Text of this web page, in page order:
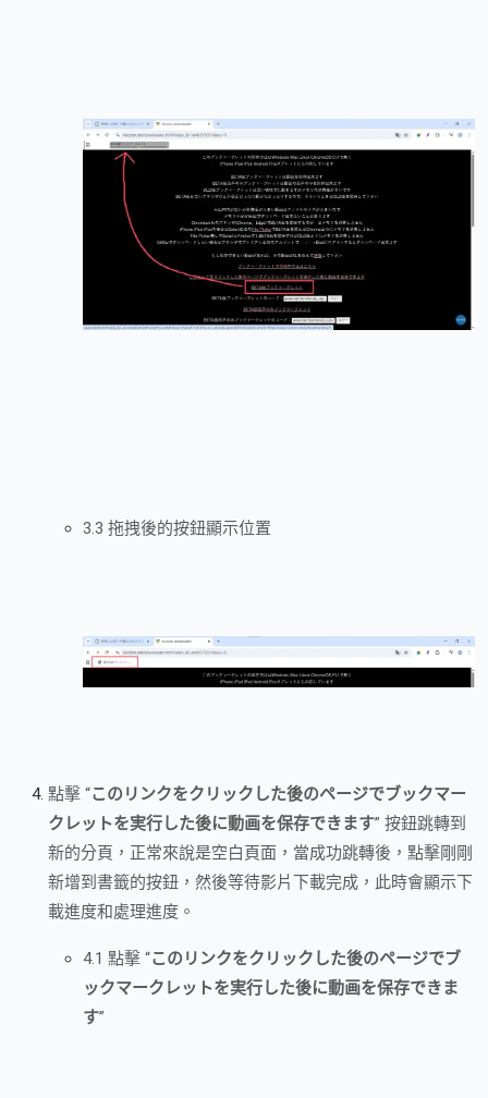
3.3 拖拽後的按鈕顯示位置
點擊 “このリンクをクリックした後のページでブックマー
クレットを実行した後に動画を保存できます” 按鈕跳轉到
新的分頁，正常來說是空白頁面，當成功跳轉後，點擊剛剛
新增到書籤的按鈕，然後等待影片下載完成，此時會顯示下
載進度和處理進度。
4.1 點擊 “このリンクをクリックした後のページでブ
ックマークレットを実行した後に動画を保存できま
す”